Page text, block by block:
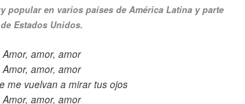
popular en varios países de América Latina y parte
de Estados Unidos.
Amor, amor, amor
Amor, amor, amor
me vuelvan a mirar tus ojos
Amor, amor, amor